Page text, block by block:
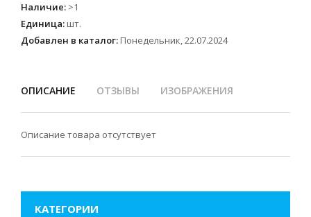
Наличие: >1
Единица: шт.
Добавлен в каталог: Понедельник, 22.07.2024
ОПИСАНИЕ ОТЗЫВЫ ИЗОБРАЖЕНИЯ
Описание товара отсутствует
КАТЕГОРИИ